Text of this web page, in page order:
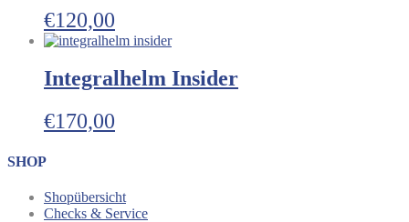
€120,00
Integralhelm Insider
€170,00
SHOP
Shopübersicht
Checks & Service